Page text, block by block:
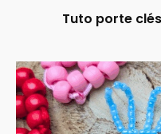
Tuto porte